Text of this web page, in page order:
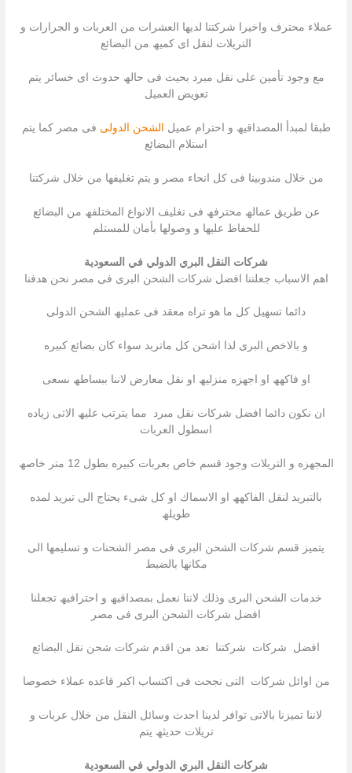
عملاء محترف واخیرا شركتنا لدیھا العشرات من العربات و الجرارات و
التریلات لنقل اى كمیھ من البضائع
مع وجود تأمین على نقل مبرد بحیث فى حالھ حدوث اى خسائر یتم
تعویض العمیل
طبقا لمبدأ المصداقیھ و احترام عمیل الشحن الدولى فى مصر كما یتم
استلام البضائع
من خلال مندوبینا فى كل انحاء مصر و یتم تغلیفھا من خلال شركتنا
عن طریق عمالھ محترفھ فى تغلیف الانواع المختلفھ من البضائع
للحفاظ علیھا و وصولھا بأمان للمستلم
شركات النقل البري الدولي في السعودية
اھم الاسباب جعلتنا افضل شركات الشحن البرى فى مصر نحن ھدفنا
دائما تسھیل كل ما ھو تراه معقد فى عملیھ الشحن الدولى
و بالاخص البرى لذا اشحن كل ماترید سواء كان بضائع كبیره
او فاكھھ او اجھزه منزلیھ او نقل معارض لاننا ببساطھ نسعى
ان نكون دائما افضل شركات نقل مبرد مما یترتب علیھ الاتى زیاده
اسطول العربات
المجھزه و التریلات وجود قسم خاص بعربات كبیره بطول 12 متر خاصھ
بالتبرید لنقل الفاكھھ او الاسماك او كل شىء یحتاج الى تبرید لمده
طویلھ
یتمیز قسم شركات الشحن البرى فى مصر الشحنات و تسلیمھا الى
مكانھا بالضبط
خدمات الشحن البرى وذلك لاننا نعمل بمصداقیھ و احترافیھ تجعلنا
افضل شركات الشحن البرى فى مصر
افضل شركات شركتنا تعد من اقدم شركات شحن نقل البضائع
من اوائل شركات التى نجحت فى اكتساب اكبر قاعده عملاء خصوصا
لاننا تمیزنا بالاتى توافر لدینا احدث وسائل النقل من خلال عربات و
تریلات حدیثھ یتم
شركات النقل البري الدولي في السعودية